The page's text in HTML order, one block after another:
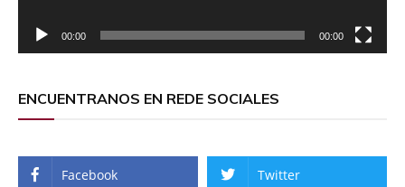
00:00 00:00
ENCUENTRANOS EN REDE SOCIALES
Facebook Twitter